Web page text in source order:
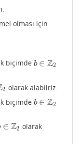
olması için
biçimde b ∈ Z2
b ∈Z2
2 olarak alabilriz.
biçimde b ∈ Z2
b ∈Z2
∈ Z2
2
olarak